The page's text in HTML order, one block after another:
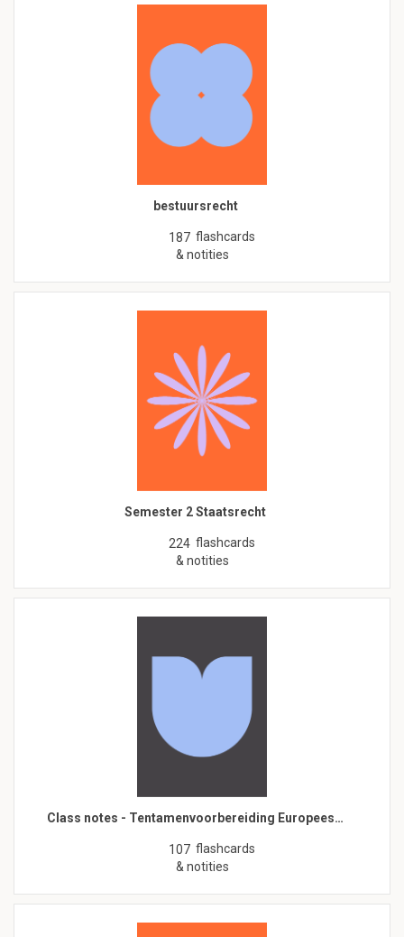
bestuursrecht
187 flashcards
& notities
Semester 2 Staatsrecht
224 flashcards
& notities
Class notes - Tentamenvoorbereiding Europees…
107 flashcards
& notities